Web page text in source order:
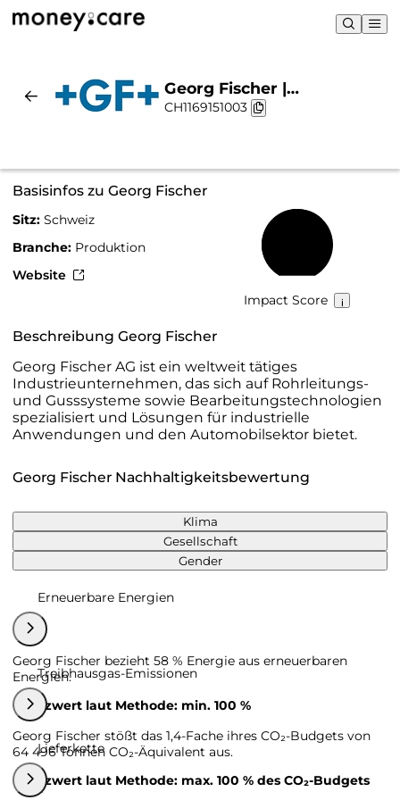
Georg Fischer |
Nachhaltigkeit & Chart
CH1169151003
Basisinfos zu Georg Fischer
Sitz: Schweiz
Branche: Produktion
Website
Impact Score
Beschreibung Georg Fischer
Georg Fischer AG ist ein weltweit tätiges
Industrieunternehmen, das sich auf Rohrleitungs-
und Gusssysteme sowie Bearbeitungstechnologien
spezialisiert und Lösungen für industrielle
Anwendungen und den Automobilsektor bietet.
Georg Fischer Nachhaltigkeitsbewertung
Klima
Gesellschaft
Gender
Erneuerbare Energien
Georg Fischer bezieht 58 % Energie aus erneuerbaren
Energien.
Grenzwert laut Methode: min. 100 %
Treibhausgas-Emissionen
Georg Fischer stößt das 1,4-Fache ihres CO₂-Budgets von
64 496 Tonnen CO₂-Äquivalent aus.
Grenzwert laut Methode: max. 100 % des CO₂-Budgets
Lieferkette